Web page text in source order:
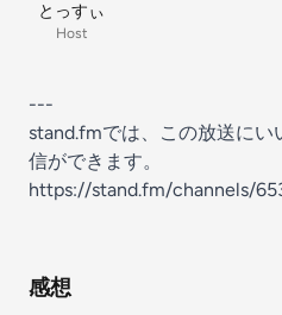
とっすぃ
Host
---
stand.fmでは、この放送に
信ができます。
https://stand.fm/channels/
感想